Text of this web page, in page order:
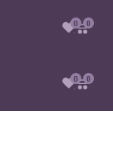
0 0
0 0